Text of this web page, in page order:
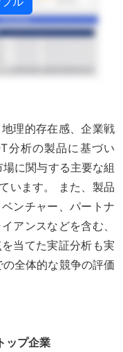
理的存在感、企業戦
分析の製品に基づい
に関与する主要な組
います。 また、製品
ンチャー、パートナ
アンスなどを含む、
当てた実証分析も実
全体的な競争の評価
ップ企業